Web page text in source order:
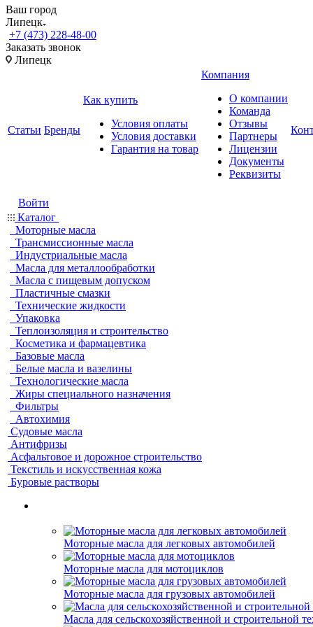
Ваш город
Липецк
+7 (473) 228-48-00
Заказать звонок
Липецк
Статьи Бренды
Как купить
Условия оплаты
Условия доставки
Гарантия на товар
Компания
О компании
Команда
Отзывы
Партнеры
Лицензии
Документы
Реквизиты
Войти
Каталог
Моторные масла
Трансмиссионные масла
Индустриальные масла
Масла для металлообработки
Масла с пищевым допуском
Пластичные смазки
Технические жидкости
Упаковка
Теплоизоляция и строительство
Косметика и фармацевтика
Базовые масла
Белые масла и вазелины
Технологические масла
Жиры специального назначения
Фильтры
Автохимия
Судовые масла
Антифризы
Асфальтовое и дорожное строительство
Текстиль и искусственная кожа
Буровые растворы
Моторные масла для легковых автомобилей
Моторные масла для мотоциклов
Моторные масла для грузовых автомобилей
Масла для сельскохозяйственной и строительной